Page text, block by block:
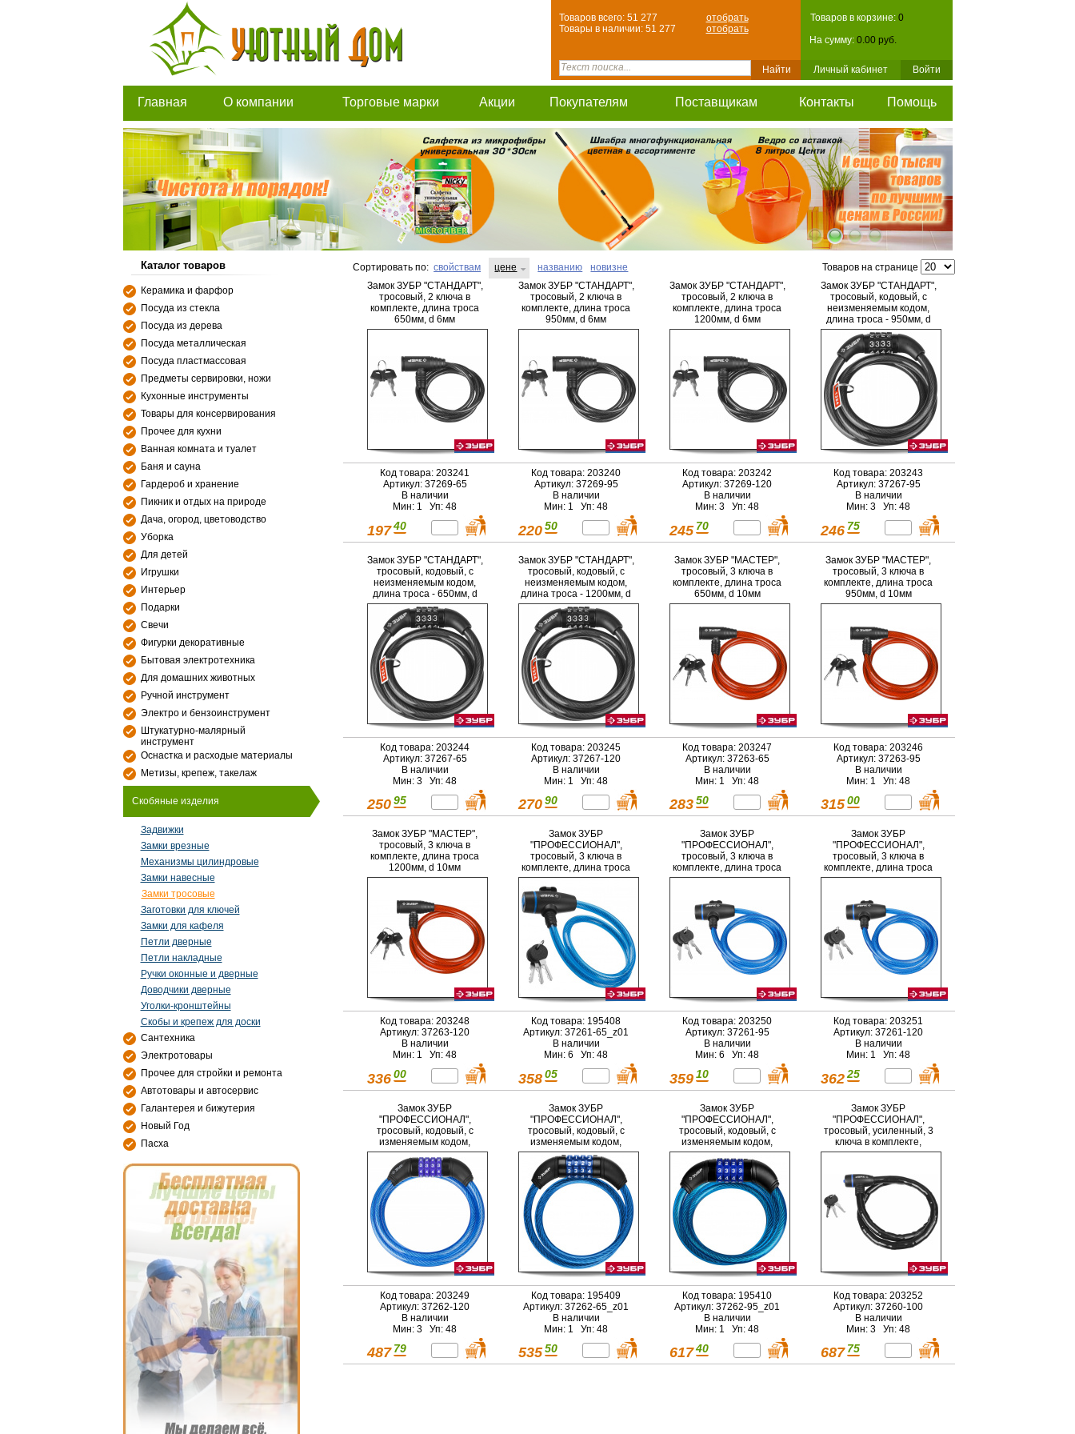
Товаров в корзине: 0
На сумму: 0.00 руб.
Личный кабинет Войти
Товаров всего: 51 277
отобрать
Товары в наличии: 51 277
отобрать
Главная О компании Торговые марки Акции Покупателям Поставщикам Контакты Помощь
Каталог товаров
Керамика и фарфор
Посуда из стекла
Посуда из дерева
Посуда металлическая
Посуда пластмассовая
Предметы сервировки, ножи
Кухонные инструменты
Товары для консервирования
Прочее для кухни
Ванная комната и туалет
Баня и сауна
Гардероб и хранение
Пикник и отдых на природе
Дача, огород, цветоводство
Уборка
Для детей
Игрушки
Интерьер
Подарки
Свечи
Фигурки декоративные
Бытовая электротехника
Для домашних животных
Ручной инструмент
Электро и бензоинструмент
Штукатурно-малярный
инструмент
Оснастка и расходые материалы
Метизы, крепеж, такелаж
Скобяные изделия
Задвижки
Замки врезные
Механизмы цилиндровые
Замки навесные
Замки тросовые
Заготовки для ключей
Замки для кафеля
Петли дверные
Петли накладные
Ручки оконные и дверные
Доводчики дверные
Уголки-кронштейны
Скобы и крепеж для доски
Сантехника
Электротовары
Прочее для стройки и ремонта
Автотовары и автосервис
Галантерея и бижутерия
Новый Год
Пасха
Сортировать по: свойствам цене названию новизне
Товаров на странице
Замок ЗУБР "СТАНДАРТ",
тросовый, 2 ключа в
комплекте, длина троса
650мм, d 6мм
Код товара: 203241
Артикул: 37269-65
В наличии
Мин: 1 Уп: 48
197 40
Замок ЗУБР "СТАНДАРТ",
тросовый, 2 ключа в
комплекте, длина троса
950мм, d 6мм
Код товара: 203240
Артикул: 37269-95
В наличии
Мин: 1 Уп: 48
220 50
Замок ЗУБР "СТАНДАРТ",
тросовый, 2 ключа в
комплекте, длина троса
1200мм, d 6мм
Код товара: 203242
Артикул: 37269-120
В наличии
Мин: 3 Уп: 48
245 70
Замок ЗУБР "СТАНДАРТ",
тросовый, кодовый, с
неизменяемым кодом,
длина троса - 950мм, d
8мм.
Код товара: 203243
Артикул: 37267-95
В наличии
Мин: 3 Уп: 48
246 75
Замок ЗУБР "СТАНДАРТ",
тросовый, кодовый, с
неизменяемым кодом,
длина троса - 650мм, d
8мм.
Код товара: 203244
Артикул: 37267-65
В наличии
Мин: 3 Уп: 48
250 95
Замок ЗУБР "СТАНДАРТ",
тросовый, кодовый, с
неизменяемым кодом,
длина троса - 1200мм, d
8мм.
Код товара: 203245
Артикул: 37267-120
В наличии
Мин: 1 Уп: 48
270 90
Замок ЗУБР "МАСТЕР",
тросовый, 3 ключа в
комплекте, длина троса
650мм, d 10мм
Код товара: 203247
Артикул: 37263-65
В наличии
Мин: 1 Уп: 48
283 50
Замок ЗУБР "МАСТЕР",
тросовый, 3 ключа в
комплекте, длина троса
950мм, d 10мм
Код товара: 203246
Артикул: 37263-95
В наличии
Мин: 1 Уп: 48
315 00
Замок ЗУБР "МАСТЕР",
тросовый, 3 ключа в
комплекте, длина троса
1200мм, d 10мм
Код товара: 203248
Артикул: 37263-120
В наличии
Мин: 1 Уп: 48
336 00
Замок ЗУБР
"ПРОФЕССИОНАЛ",
тросовый, 3 ключа в
комплекте, длина троса
650мм, d 10мм
Код товара: 195408
Артикул: 37261-65_z01
В наличии
Мин: 6 Уп: 48
358 05
Замок ЗУБР
"ПРОФЕССИОНАЛ",
тросовый, 3 ключа в
комплекте, длина троса
950мм, d 10мм
Код товара: 203250
Артикул: 37261-95
В наличии
Мин: 6 Уп: 48
359 10
Замок ЗУБР
"ПРОФЕССИОНАЛ",
тросовый, 3 ключа в
комплекте, длина троса
1200мм, d 10мм
Код товара: 203251
Артикул: 37261-120
В наличии
Мин: 1 Уп: 48
362 25
Замок ЗУБР
"ПРОФЕССИОНАЛ",
тросовый, кодовый, с
изменяемым кодом,
длина троса - 1200мм, d
10мм
Код товара: 203249
Артикул: 37262-120
В наличии
Мин: 3 Уп: 48
487 79
Замок ЗУБР
"ПРОФЕССИОНАЛ",
тросовый, кодовый, с
изменяемым кодом,
длина троса - 650мм, d
10мм
Код товара: 195409
Артикул: 37262-65_z01
В наличии
Мин: 1 Уп: 48
535 50
Замок ЗУБР
"ПРОФЕССИОНАЛ",
тросовый, кодовый, с
изменяемым кодом,
длина троса - 950мм, d
10мм
Код товара: 195410
Артикул: 37262-95_z01
В наличии
Мин: 1 Уп: 48
617 40
Замок ЗУБР
"ПРОФЕССИОНАЛ",
тросовый, усиленный, 3
ключа в комплекте,
длина троса 1000мм, d
Код товара: 203252
Артикул: 37260-100
В наличии
Мин: 3 Уп: 48
687 75